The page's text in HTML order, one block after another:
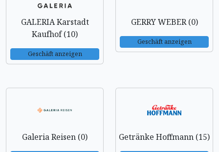
GALERIA Karstadt
Kaufhof (10)
Geschäft anzeigen
GERRY WEBER (0)
Geschäft anzeigen
Galeria Reisen (0) Getränke Hoffmann (15)